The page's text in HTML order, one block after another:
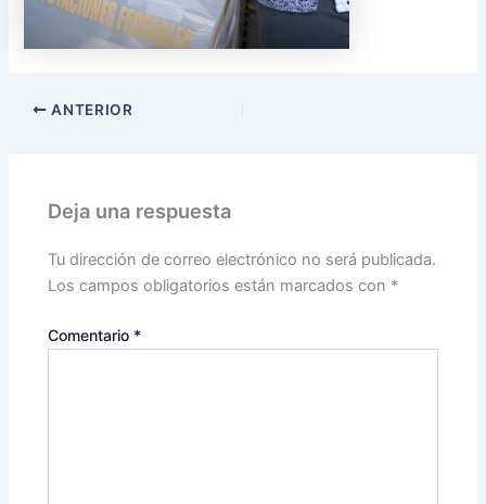
ANTERIOR
Deja una respuesta
Tu dirección de correo electrónico no será publicada.
Los campos obligatorios están marcados con *
Comentario *